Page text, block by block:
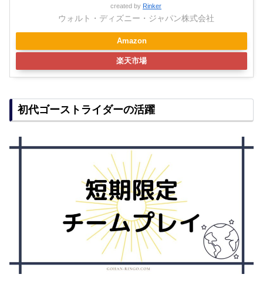
created by Rinker
ウォルト・ディズニー・ジャパン株式会社
Amazon
楽天市場
初代ゴーストライダーの活躍